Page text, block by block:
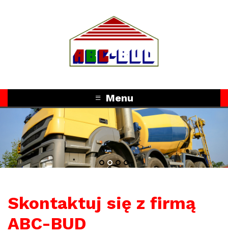
Menu
1 2 3 4
Skontaktuj się z firmą
ABC-BUD